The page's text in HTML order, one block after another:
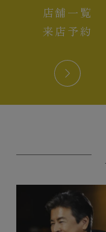
店舗一覧
来店予約